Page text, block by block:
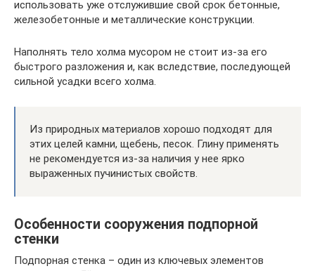
использовать уже отслужившие свой срок бетонные,
железобетонные и металлические конструкции.
Наполнять тело холма мусором не стоит из-за его
быстрого разложения и, как вследствие, последующей
сильной усадки всего холма.
Из природных материалов хорошо подходят для
этих целей камни, щебень, песок. Глину применять
не рекомендуется из-за наличия у нее ярко
выраженных пучинистых свойств.
Особенности сооружения подпорной
стенки
Подпорная стенка – один из ключевых элементов